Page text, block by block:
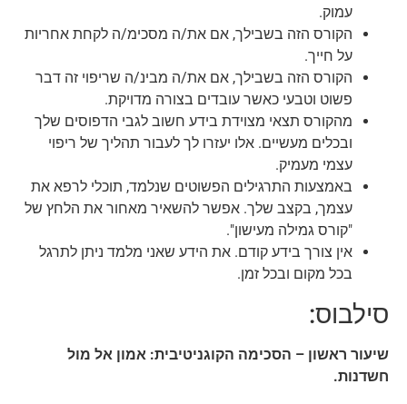
עמוק.
הקורס הזה בשבילך, אם את/ה מסכימ/ה לקחת אחריות
על חייך.
הקורס הזה בשבילך, אם את/ה מבינ/ה שריפוי זה דבר
פשוט וטבעי כאשר עובדים בצורה מדויקת.
מהקורס תצאי מצוידת בידע חשוב לגבי הדפוסים שלך
ובכלים מעשיים. אלו יעזרו לך לעבור תהליך של ריפוי
עצמי מעמיק.
באמצעות התרגילים הפשוטים שנלמד, תוכלי לרפא את
עצמך, בקצב שלך. אפשר להשאיר מאחור את הלחץ של
"קורס גמילה מעישון".
אין צורך בידע קודם. את הידע שאני מלמד ניתן לתרגל
בכל מקום ובכל זמן.
סילבוס:
שיעור ראשון – הסכימה הקוגניטיבית: אמון אל מול
חשדנות.